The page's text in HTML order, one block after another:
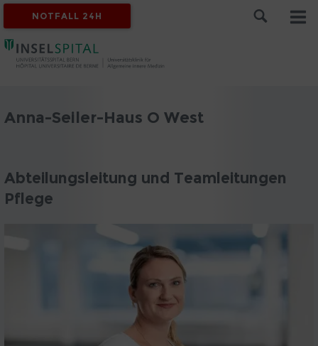
NOTFALL 24H
Anna-Seiler-Haus O West
Abteilungsleitung und Teamleitungen
Pflege